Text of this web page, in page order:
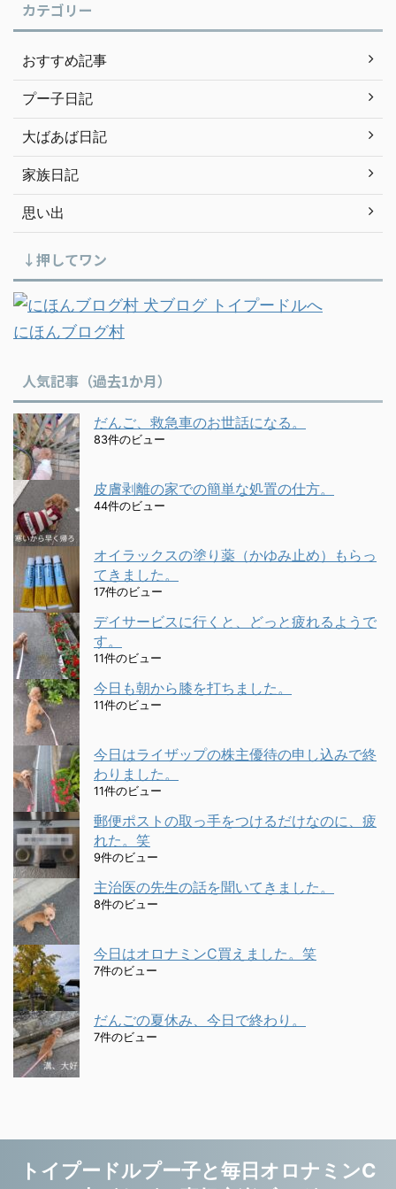
カテゴリー
おすすめ記事
プー子日記
大ばあば日記
家族日記
思い出
↓押してワン
にほんブログ村
人気記事（過去1か月）
だんご、救急車のお世話になる。
83件のビュー
皮膚剥離の家での簡単な処置の仕方。
44件のビュー
オイラックスの塗り薬（かゆみ止め）もらっ
てきました。
17件のビュー
デイサービスに行くと、どっと疲れるようで
す。
11件のビュー
今日も朝から膝を打ちました。
11件のビュー
今日はライザップの株主優待の申し込みで終
わりました。
11件のビュー
郵便ポストの取っ手をつけるだけなのに、疲
れた。笑
9件のビュー
主治医の先生の話を聞いてきました。
8件のビュー
今日はオロナミンC買えました。笑
7件のビュー
だんごの夏休み、今日で終わり。
7件のビュー
トイプードルプー子と毎日オロナミンC